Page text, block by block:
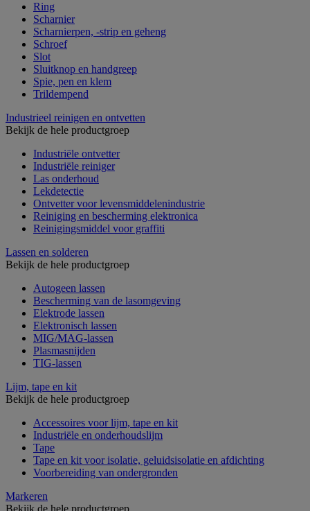
Ring
Scharnier
Scharnierpen, -strip en geheng
Schroef
Slot
Sluitknop en handgreep
Spie, pen en klem
Trildempend
Industrieel reinigen en ontvetten
Bekijk de hele productgroep
Industriële ontvetter
Industriële reiniger
Las onderhoud
Lekdetectie
Ontvetter voor levensmiddelenindustrie
Reiniging en bescherming elektronica
Reinigingsmiddel voor graffiti
Lassen en solderen
Bekijk de hele productgroep
Autogeen lassen
Bescherming van de lasomgeving
Elektrode lassen
Elektronisch lassen
MIG/MAG-lassen
Plasmasnijden
TIG-lassen
Lijm, tape en kit
Bekijk de hele productgroep
Accessoires voor lijm, tape en kit
Industriële en onderhoudslijm
Tape
Tape en kit voor isolatie, geluidsisolatie en afdichting
Voorbereiding van ondergronden
Markeren
Bekijk de hele productgroep